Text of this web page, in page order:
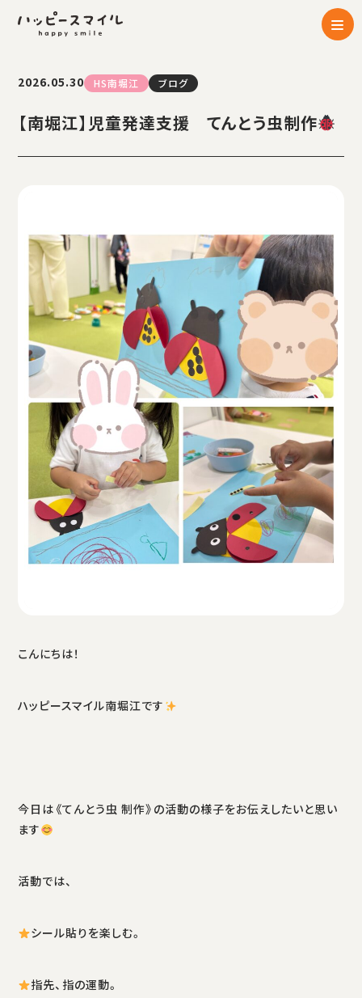
2026.05.30 HS南堀江 ブログ
【南堀江】児童発達支援 てんとう虫制作
こんにちは！
ハッピースマイル南堀江です
今日は《てんとう虫 制作》の活動の様子をお伝えしたいと思い
ます
活動では、
シール貼りを楽しむ。
指先、指の運動。